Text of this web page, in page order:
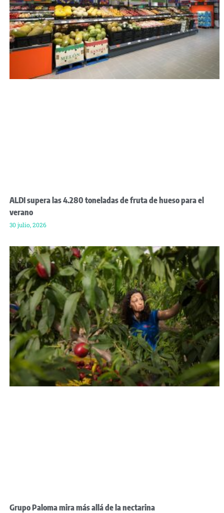
ALDI supera las 4.280 toneladas de fruta de hueso para el
verano
30 julio, 2026
Grupo Paloma mira más allá de la nectarina